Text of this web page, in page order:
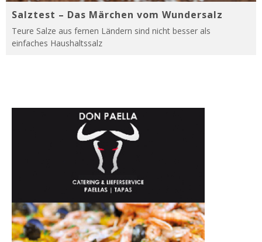
Salztest – Das Märchen vom Wundersalz
Teure Salze aus fernen Ländern sind nicht besser als
einfaches Haushaltssalz